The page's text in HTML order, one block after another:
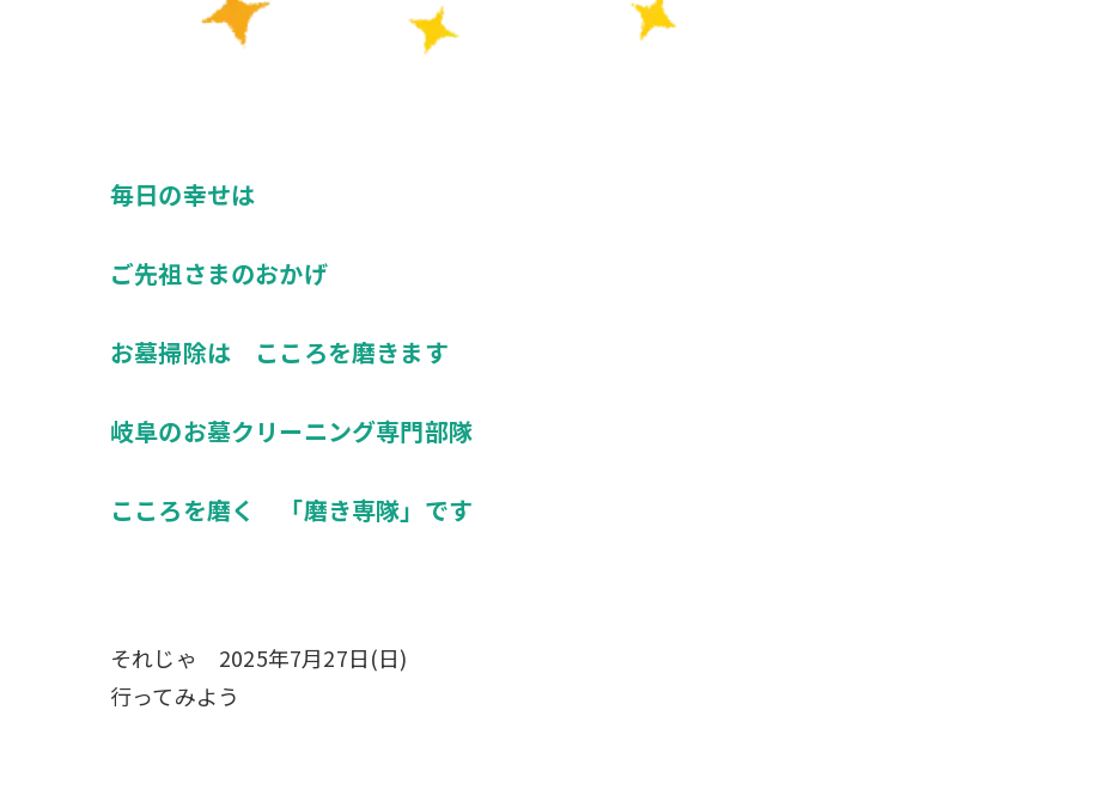
毎日の幸せは
ご先祖さまのおかげ
お墓掃除は こころを磨きます
岐阜のお墓クリーニング専門部隊
こころを磨く 「磨き専隊」です
それじゃ 2025年7月27日(日)
行ってみよう